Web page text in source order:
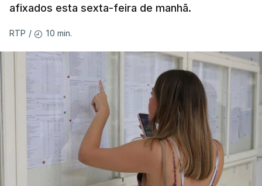
afixados esta sexta-feira de manhã.
RTP / 10 min.